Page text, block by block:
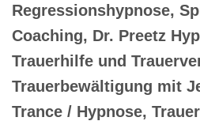
Regressionshypnose,
Coaching, Dr. Preetz
Trauerhilfe und
Trauerbewältigung mit
Trance / Hypnose,